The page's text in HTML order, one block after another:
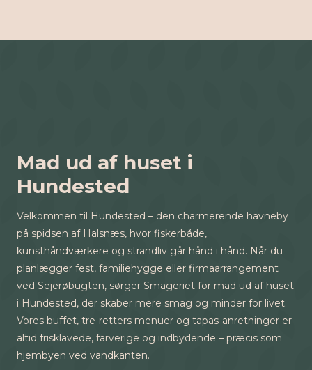
Mad ud af huset i
Hundested
Velkommen til Hundested – den charmerende havneby
på spidsen af Halsnæs, hvor fiskerbåde,
kunsthåndværkere og strandliv går hånd i hånd. Når du
planlægger fest, familiehygge eller firmaarrangement
ved Sejerøbugten, sørger Smageriet for mad ud af huset
i Hundested, der skaber mere smag og minder for livet.
Vores buffet, tre-retters menuer og tapas-anretninger er
altid frisklavede, farverige og indbydende – præcis som
hjembyen ved vandkanten.